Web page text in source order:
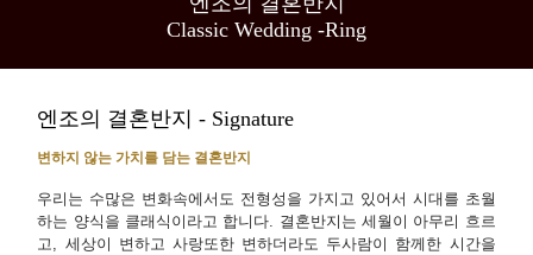
Classic Wedding -Ring
엔조의 결혼반지 - Signature
변하지 않는 가치를 담는 결혼반지
우리는 수많은 변화속에서도 전형성을 가지고 있어서 시대를 초월
하는 양식을 클래식이라고 합니다. 결혼반지는 세월이 아무리 흐르
고, 세상이 변하고 사랑또한 변하더라도 두사람이 함께한 시간을